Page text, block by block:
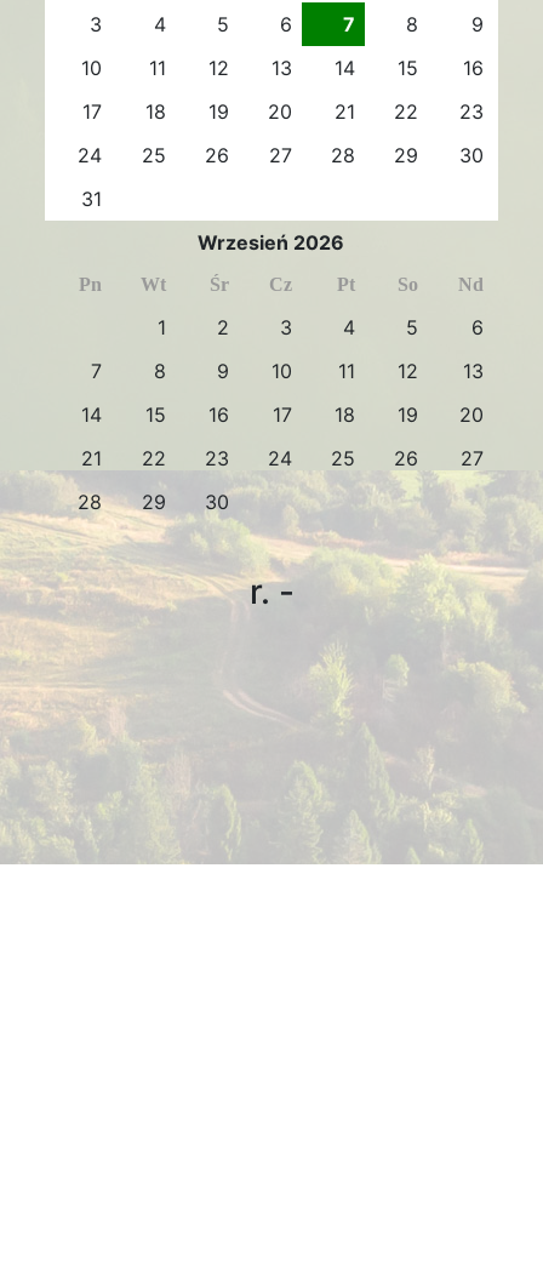
3
4 5 6 7 8
9
10
11 12 13 14 15
16
17
18 19 20 21 22
23
24
25 26 27 28 29
30
31
Wrzesień 2026
Pn Wt Śr Cz Pt So Nd
1 2 3 4 5
6
7
8 9 10 11 12
13
14
15 16 17 18 19
20
21
22 23 24 25 26
27
28
29 30
r. -